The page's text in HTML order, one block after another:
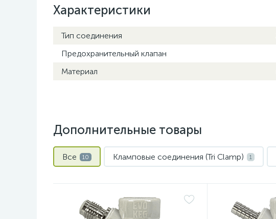
Характеристики
Тип соединения
Предохранительный клапан
Материал
Дополнительные товары
Все 10 Кламповые соединения (Tri Clamp) 1